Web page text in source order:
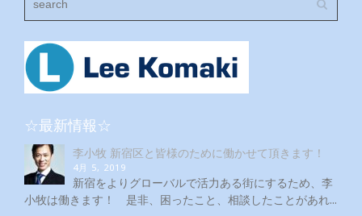
☆最新情報☆
李小牧 新宿区と皆様のために働かせて頂きます！
4月 5, 2019
新宿をよりグローバルで活力ある街にするため、李
小牧は働きます！ 是非、困ったこと、相談したことがあれ...